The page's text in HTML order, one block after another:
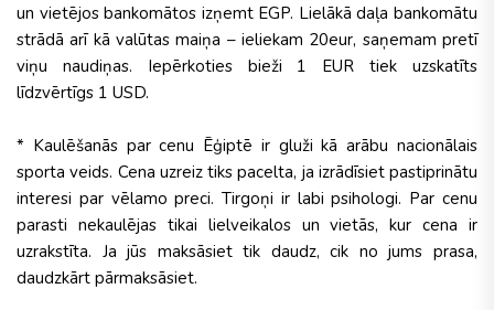
un vietējos bankomātos izņemt EGP. Lielākā daļa bankomātu
strādā arī kā valūtas maiņa – ieliekam 20eur, saņemam pretī
viņu naudiņas. Iepērkoties bieži 1 EUR tiek uzskatīts
līdzvērtīgs 1 USD.
* Kaulēšanās par cenu Ēģiptē ir gluži kā arābu nacionālais
sporta veids. Cena uzreiz tiks pacelta, ja izrādīsiet pastiprinātu
interesi par vēlamo preci. Tirgoņi ir labi psihologi. Par cenu
parasti nekaulējas tikai lielveikalos un vietās, kur cena ir
uzrakstīta. Ja jūs maksāsiet tik daudz, cik no jums prasa,
daudzkārt pārmaksāsiet.